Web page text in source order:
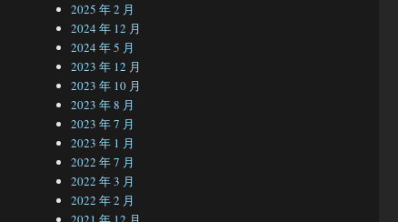
2025 年 2 月
2024 年 12 月
2024 年 5 月
2023 年 12 月
2023 年 10 月
2023 年 8 月
2023 年 7 月
2023 年 1 月
2022 年 7 月
2022 年 3 月
2022 年 2 月